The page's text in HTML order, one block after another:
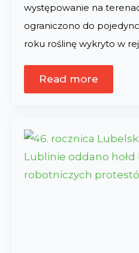
występowanie na
ograniczono do
roku roślinę wykryto w
Read more